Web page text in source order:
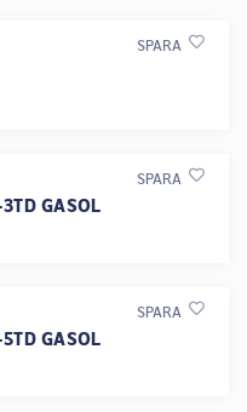
SPARA
GASOL
SPARA
GASOL
SPARA